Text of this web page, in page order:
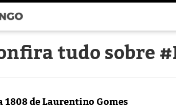
tudo sobre
1808 de Laurentino Gomes